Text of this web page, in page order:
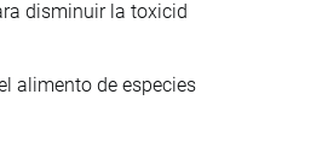
disminuir la toxicid
alimento de especies